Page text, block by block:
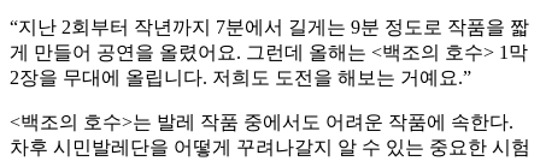
“지난 2회부터 작년까지 7분에서 길게는 9분 정도로 작품을 짧
게 만들어 공연을 올렸어요. 그런데 올해는 <백조의 호수> 1막
2장을 무대에 올립니다. 저희도 도전을 해보는 거예요.”
<백조의 호수>는 발레 작품 중에서도 어려운 작품에 속한다.
차후 시민발레단을 어떻게 꾸려나갈지 알 수 있는 중요한 시험